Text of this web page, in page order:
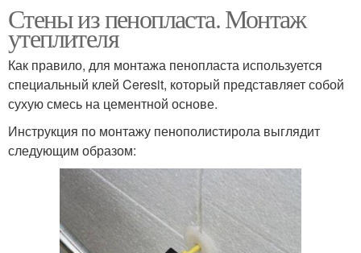
Стены из пенопласта. Монтаж
утеплителя
Как правило, для монтажа пенопласта используется
специальный клей Ceresit, который представляет собой
сухую смесь на цементной основе.
Инструкция по монтажу пенополистирола выглядит
следующим образом: